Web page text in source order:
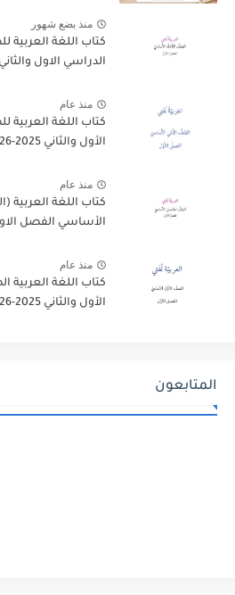
منذ بضع شهور
كتاب اللغة
الدراسي الاول والثاني 2025-2026
منذ عام
كتاب اللغة
الأول والثاني 2025-2026 م
منذ عام
كتاب اللغة
الأساسي الفصل الاول 2025-
منذ عام
كتاب اللغة
الأول والثاني 2025-2026
المتابعون